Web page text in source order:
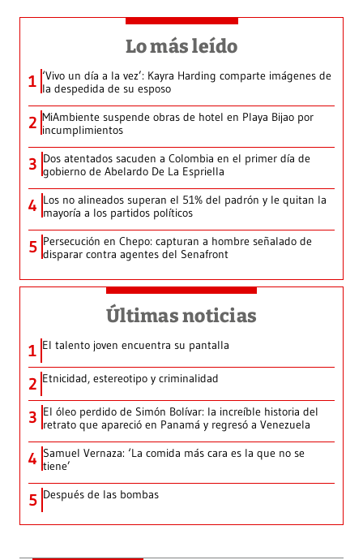
Lo más leído
1 ‘Vivo un día a la vez’: Kayra Harding comparte imágenes de
la despedida de su esposo
2 MiAmbiente suspende obras de hotel en Playa Bijao por
incumplimientos
3 Dos atentados sacuden a Colombia en el primer día de
gobierno de Abelardo De La Espriella
4 Los no alineados superan el 51% del padrón y le quitan la
mayoría a los partidos políticos
5 Persecución en Chepo: capturan a hombre señalado de
disparar contra agentes del Senafront
Últimas noticias
1 El talento joven encuentra su pantalla​
2 Etnicidad, estereotipo y criminalidad
3 El óleo perdido de Simón Bolívar: la increíble historia del
retrato que apareció en Panamá y regresó a Venezuela
4 Samuel Vernaza: ‘La comida más cara es la que no se
tiene’
5 Después de las bombas